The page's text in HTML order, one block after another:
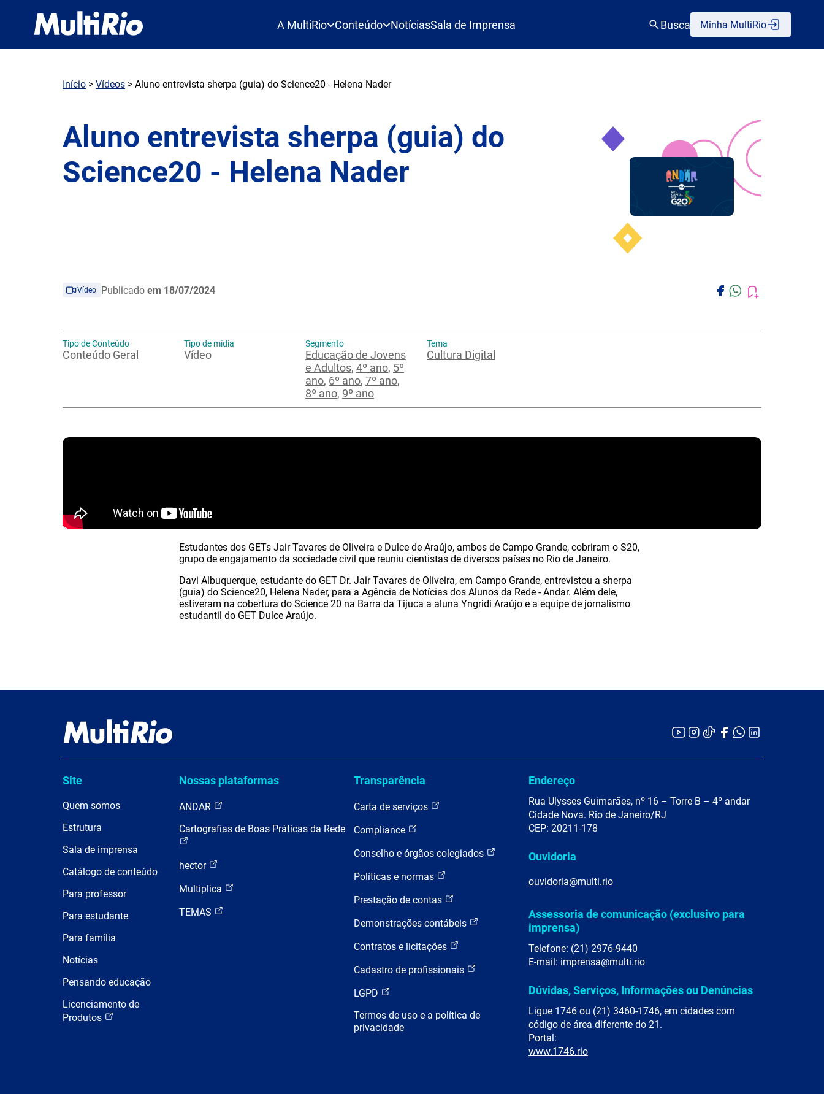
A MultiRio Conteúdo NotíciasSala de Imprensa Busca Minha MultiRio
Início > Vídeos > Aluno entrevista sherpa (guia) do Science20 - Helena Nader
Aluno entrevista sherpa (guia) do
Science20 - Helena Nader
Vídeo Publicado em 18/07/2024
Tipo de Conteúdo
Conteúdo Geral
Tipo de mídia
Vídeo
Segmento
Educação de Jovens
e Adultos, 4º ano, 5º
ano, 6º ano, 7º ano,
8º ano, 9º ano
Tema
Cultura Digital
Estudantes dos GETs Jair Tavares de Oliveira e Dulce de Araújo, ambos de Campo Grande, cobriram o S20,
grupo de engajamento da sociedade civil que reuniu cientistas de diversos países no Rio de Janeiro.
Davi Albuquerque, estudante do GET Dr. Jair Tavares de Oliveira, em Campo Grande, entrevistou a sherpa
(guia) do Science20, Helena Nader, para a Agência de Notícias dos Alunos da Rede - Andar. Além dele,
estiveram na cobertura do Science 20 na Barra da Tijuca a aluna Yngridi Araújo e a equipe de jornalismo
estudantil do GET Dulce Araújo.
Site
Quem somos
Estrutura
Sala de imprensa
Catálogo de conteúdo
Para professor
Para estudante
Para família
Notícias
Pensando educação
Licenciamento de
Produtos
Nossas plataformas
ANDAR
Cartografias de Boas Práticas da Rede
hector
Multiplica
TEMAS
Transparência
Carta de serviços
Compliance
Conselho e órgãos colegiados
Políticas e normas
Prestação de contas
Demonstrações contábeis
Contratos e licitações
Cadastro de profissionais
LGPD
Termos de uso e a política de
privacidade
Endereço
Rua Ulysses Guimarães, nº 16 – Torre B – 4º andar
Cidade Nova. Rio de Janeiro/RJ
CEP: 20211-178
Ouvidoria
ouvidoria@multi.rio
Assessoria de comunicação (exclusivo para
imprensa)
Telefone: (21) 2976-9440
E-mail: imprensa@multi.rio
Dúvidas, Serviços, Informações ou Denúncias
Ligue 1746 ou (21) 3460-1746, em cidades com
código de área diferente do 21.
Portal:
www.1746.rio